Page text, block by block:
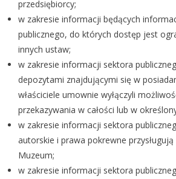
przedsiębiorcy;
w zakresie informacji będących
publicznego, do których dostęp jest
innych ustaw;
w zakresie informacji sektora
depozytami znajdującymi się w
właściciele umownie wyłączyli
przekazywania w całości lub w
w zakresie informacji sektora
autorskie i prawa pokrewne
Muzeum;
w zakresie informacji sektora